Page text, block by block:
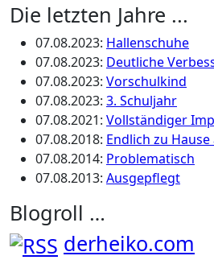
Die letzten Jahre ...
07.08.2023: Hallenschuhe
07.08.2023: Deutliche
07.08.2023: Vorschulkind
07.08.2023: 3. Schuljahr
07.08.2021: Vollständiger
07.08.2018: Endlich zu
07.08.2014: Problematisch
07.08.2013: Ausgepflegt
Blogroll …
derheiko.com